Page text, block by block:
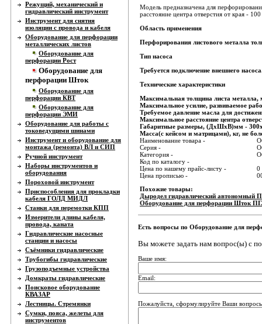
Режущий, механический и
гидравлический инструмент
Инструмент для снятия
изоляции с провода и кабеля
Оборудование для перфорации
металлических листов
Оборудование для
перфорации Рост
Оборудование для
перфорации Шток
Оборудование для
перфорации КВТ
Оборудование для
перфорации ЭМИ
Оборудование для работы с
токоведущими шинами
Инструмент и оборудование для
монтажа (ремонта) ВЛ и СИП
Ручной инструмент
Наборы инструментов и
оборудования
Пороховой инструмент
Приспособления для прокладки
кабеля ГОЛД МИДЛ
Станки для перемотки КПП
Измерители длины кабеля,
провода, каната
Гидравлические насосные
станции и насосы
Съёмники гидравлические
Трубогибы гидравлические
Грузоподъемные устройства
Домкраты гидравлические
Поисковое оборудование
КВАЗАР
Лестницы. Стремянки
Сумки, пояса, желеты для
инструментов
Модель предназначена для
расстояние центра отверстия от края -
Область применения
Перфорирования листового металла
Тип насоса
Требуется подключение внешнего
Технические характеристики
Максимальная толщина листа металла,
Максимальное усилие, развиваемое
Требуемое давление масла для
Максимальное расстояние центра
Габаритные размеры, (ДхШхВ)мм -
Масса(с кейсом и матрицами), кг, не
Наименование товара -
Серия -
Категория -
Код по каталогу -
Цена по нашему прайс-листу -
0
Цена прописью -
Похожие товары:
Дыродел гидравлический
Оборудование для перфорации Шток
Есть вопросы по Оборудование для
Вы можете задать нам вопрос(ы) с
Ваше имя:
Email:
Пожалуйста, сформулируйте Ваши